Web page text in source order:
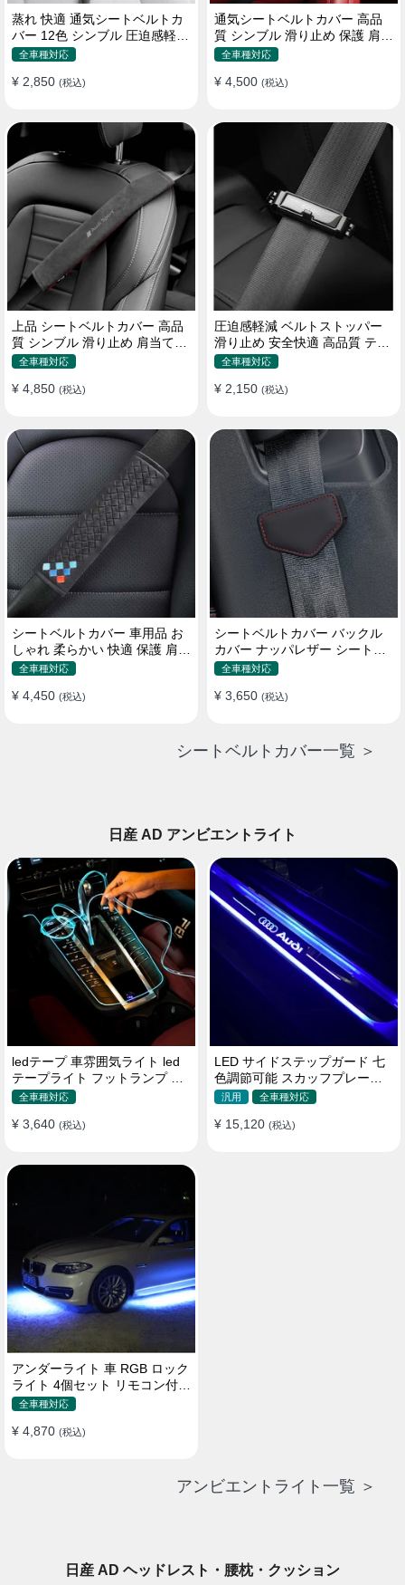
蒸れ 快適 通気シートベルトカ
バー 12色 シンブル 圧迫感軽減
保護 肩当てパッド
全車種対応
¥ 2,850 (税込)
通気シートベルトカバー 高品
質 シンブル 滑り止め 保護 肩当
てパッド 圧迫感軽減
全車種対応
¥ 4,500 (税込)
上品 シートベルトカバー 高品
質 シンブル 滑り止め 肩当てパ
ッド 圧迫感軽減
全車種対応
¥ 4,850 (税込)
圧迫感軽減 ベルトストッパー
滑り止め 安全快適 高品質 テー
プクリップ 快適 2個セット
全車種対応
¥ 2,150 (税込)
シートベルトカバー 車用品 お
しゃれ 柔らかい 快適 保護 肩当
てパッド 圧迫感軽減
全車種対応
¥ 4,450 (税込)
シートベルトカバー バックル
カバー ナッパレザー シートベ
ルトパッド 異音防止 傷防止 マ
全車種対応
¥ 3,650 (税込)
シートベルトカバー一覧 ＞
日産 AD アンビエントライト
ledテープ 車雰囲気ライト led
テープライト フットランプ 車
内装飾 USB 3メートル
全車種対応
¥ 3,640 (税込)
LED サイドステップガード 七
色調節可能 スカッフプレート
汎用 全車種対応
¥ 15,120 (税込)
アンダーライト 車 RGB ロック
ライト 4個セット リモコン付き
ボタンスイッチ付き 多機能 車
水 おしゃれ
全車種対応
¥ 4,870 (税込)
アンビエントライト一覧 ＞
日産 AD ヘッドレスト・腰枕・クッション